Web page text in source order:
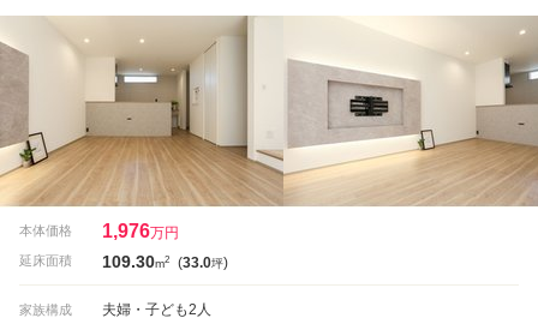
本体価格 1,976万円
延床面積 109.30m2 (33.0坪)
家族構成 夫婦・子ども2人